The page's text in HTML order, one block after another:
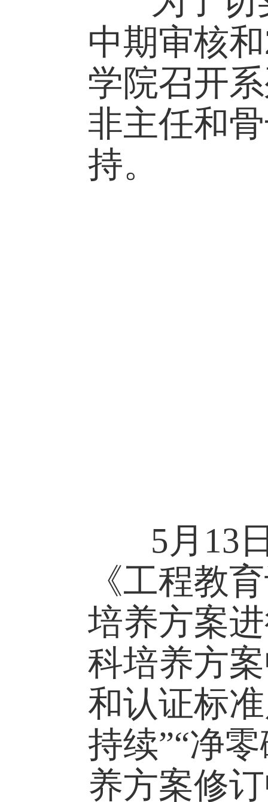
为了切
中期审核
学院召开
非主任和
5月13
《工程教
培养方案
科培养方